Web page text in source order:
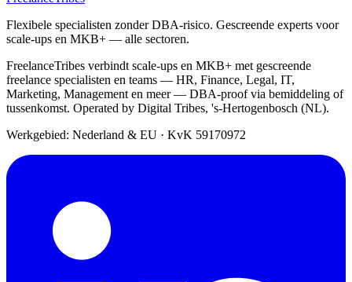
Flexibele specialisten zonder DBA-risico. Gescreende experts voor
scale-ups en MKB+ — alle sectoren.
FreelanceTribes verbindt scale-ups en MKB+ met gescreende
freelance specialisten en teams — HR, Finance, Legal, IT,
Marketing, Management en meer — DBA-proof via bemiddeling of
tussenkomst. Operated by Digital Tribes, 's-Hertogenbosch (NL).
Werkgebied: Nederland & EU · KvK 59170972